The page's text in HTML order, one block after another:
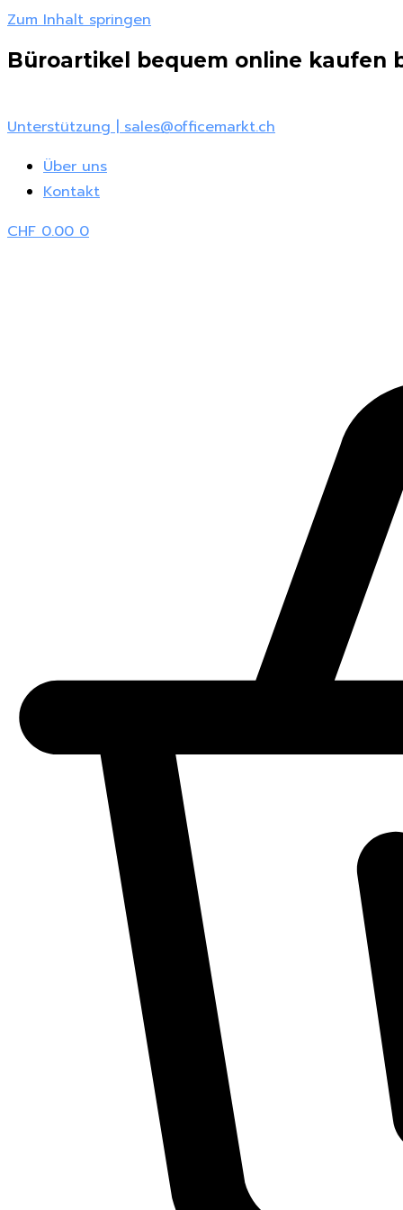
Zum Inhalt springen
Büroartikel bequem online kaufen
Unterstützung | sales@officemarkt.ch
Über uns
Kontakt
CHF0.00 0